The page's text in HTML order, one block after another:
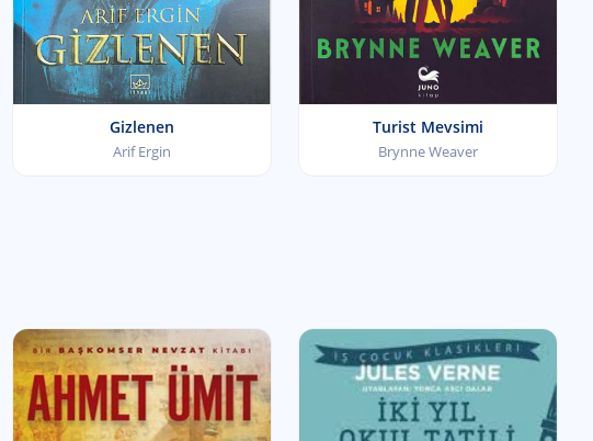
Gizlenen
Arif Ergin
Turist Mevsimi
Brynne Weaver